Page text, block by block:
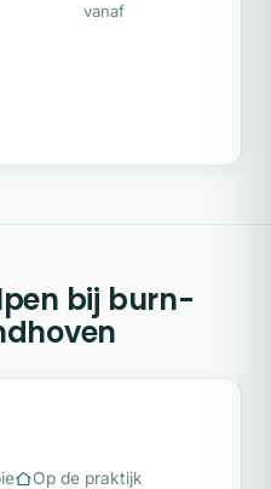
vanaf
bij burn-
Op de praktijk